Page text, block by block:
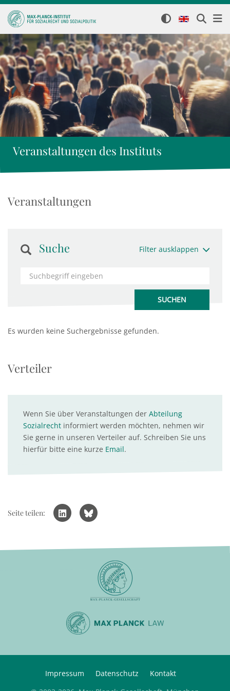
Veranstaltungen des Instituts
Veranstaltungen
Suche Filter ausklappen
Es wurden keine Suchergebnisse gefunden.
Verteiler
Wenn Sie über Veranstaltungen der Abteilung
Sozialrecht informiert werden möchten, nehmen wir
Sie gerne in unseren Verteiler auf. Schreiben Sie uns
hierfür bitte eine kurze Email.
Seite teilen:
Impressum Datenschutz
Kontakt